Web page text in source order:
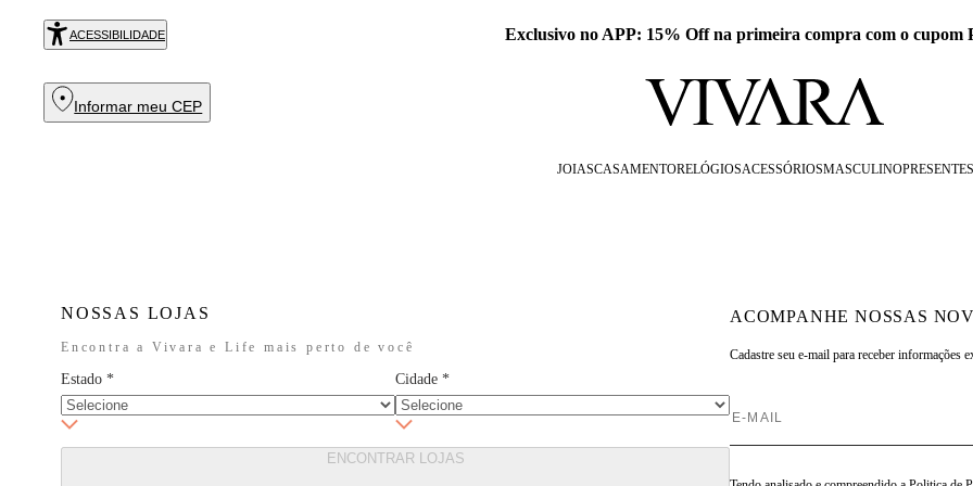
ACESSIBILIDADE Exclusivo no APP: 15% Off na primeira compra com o cupom
Informar meu CEP
JOIASCASAMENTORELÓGIOSACESSÓRIOSMASCULINOPRESENTES
NOSSAS LOJAS
Encontra a Vivara e Life mais perto de você
Estado * Cidade *
ENCONTRAR LOJAS
ACOMPANHE NOSSAS
Cadastre seu e-mail para receber informações